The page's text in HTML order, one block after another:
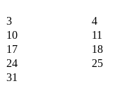
3 4
10
11
17
18
24
25
31